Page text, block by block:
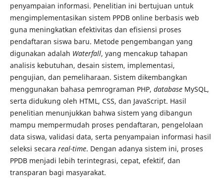
penyampaian informasi. Penelitian ini bertujuan untuk
mengimplementasikan sistem PPDB online berbasis web
guna meningkatkan efektivitas dan efisiensi proses
pendaftaran siswa baru. Metode pengembangan yang
digunakan adalah Waterfall, yang mencakup tahapan
analisis kebutuhan, desain sistem, implementasi,
pengujian, dan pemeliharaan. Sistem dikembangkan
menggunakan bahasa pemrograman PHP, database MySQL,
serta didukung oleh HTML, CSS, dan JavaScript. Hasil
penelitian menunjukkan bahwa sistem yang dibangun
mampu mempermudah proses pendaftaran, pengelolaan
data siswa, validasi data, serta penyampaian informasi hasil
seleksi secara real-time. Dengan adanya sistem ini, proses
PPDB menjadi lebih terintegrasi, cepat, efektif, dan
transparan bagi masyarakat.